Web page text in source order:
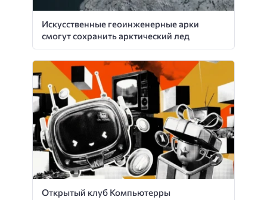
Искусственные геоинженерные арки
смогут сохранить арктический лед
Открытый клуб Компьютерры